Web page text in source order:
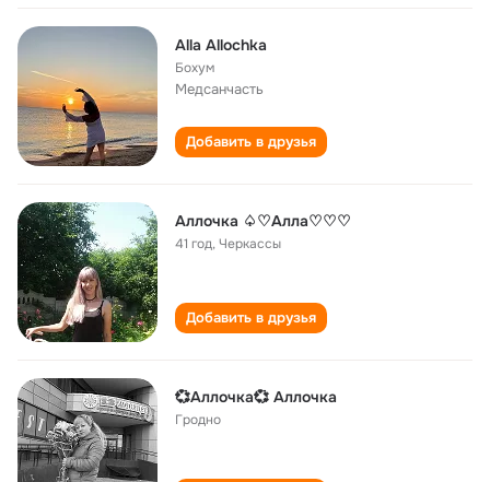
Alla Allochka
Бохум
Медсанчасть
Добавить в друзья
Аллочка ♤♡Алла♡♡♡
41 год,Черкассы
Добавить в друзья
💞Аллочка💞 Аллочка
Гродно